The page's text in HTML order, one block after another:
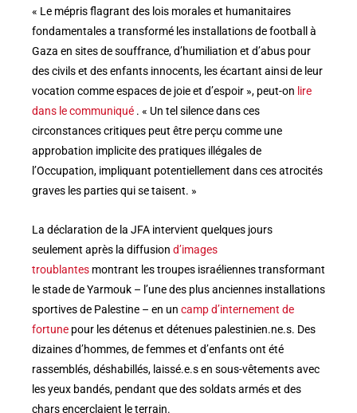
« Le mépris flagrant des lois morales et humanitaires
fondamentales a transformé les installations de football à
Gaza en sites de souffrance, d’humiliation et d’abus pour
des civils et des enfants innocents, les écartant ainsi de leur
vocation comme espaces de joie et d’espoir », peut-on lire
dans le communiqué . « Un tel silence dans ces
circonstances critiques peut être perçu comme une
approbation implicite des pratiques illégales de
l’Occupation, impliquant potentiellement dans ces atrocités
graves les parties qui se taisent. »
La déclaration de la JFA intervient quelques jours
seulement après la diffusion d’images
troublantes montrant les troupes israéliennes transformant
le stade de Yarmouk – l’une des plus anciennes installations
sportives de Palestine – en un camp d’internement de
fortune pour les détenus et détenues palestinien.ne.s. Des
dizaines d’hommes, de femmes et d’enfants ont été
rassemblés, déshabillés, laissé.e.s en sous-vêtements avec
les yeux bandés, pendant que des soldats armés et des
chars encerclaient le terrain.